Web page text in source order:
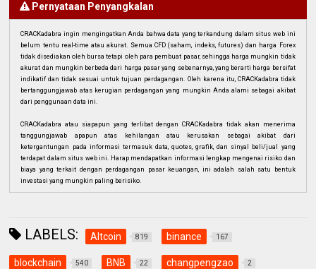
Pernyataan Penyangkalan
CRACKadabra ingin mengingatkan Anda bahwa data yang terkandung dalam situs web ini
belum tentu real-time atau akurat. Semua CFD (saham, indeks, futures) dan harga Forex
tidak disediakan oleh bursa tetapi oleh para pembuat pasar, sehingga harga mungkin tidak
akurat dan mungkin berbeda dari harga pasar yang sebenarnya, yang berarti harga bersifat
indikatif dan tidak sesuai untuk tujuan perdagangan. Oleh karena itu, CRACKadabra tidak
bertanggungjawab atas kerugian perdagangan yang mungkin Anda alami sebagai akibat
dari penggunaan data ini.
CRACKadabra atau siapapun yang terlibat dengan CRACKadabra tidak akan menerima
tanggungjawab apapun atas kehilangan atau kerusakan sebagai akibat dari
ketergantungan pada informasi termasuk data, quotes, grafik, dan sinyal beli/jual yang
terdapat dalam situs web ini. Harap mendapatkan informasi lengkap mengenai risiko dan
biaya yang terkait dengan perdagangan pasar keuangan, ini adalah salah satu bentuk
investasi yang mungkin paling berisiko.
LABELS: Altcoin 819 binance 167
blockchain 540 BNB 22 changpengzao 2